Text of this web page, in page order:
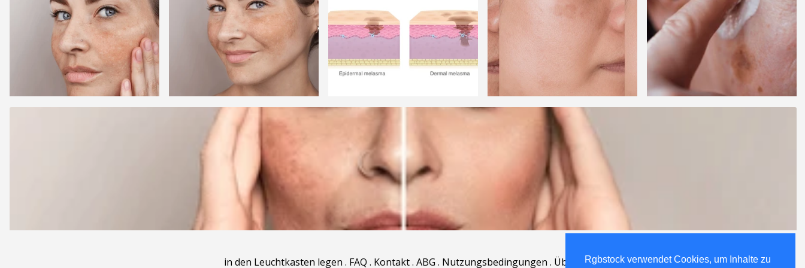
Rgbstock verwendet Cookies, um Inhalte zu
Rgbstock verwendet Cookies, um Inhalte zu
in den Leuchtkasten legen . FAQ . Kontakt. ABG . Nutzungsbedingungen . Über